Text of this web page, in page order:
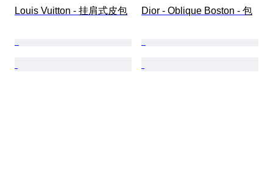
Louis Vuitton - 挂肩式皮包 Dior - Oblique Boston - 包